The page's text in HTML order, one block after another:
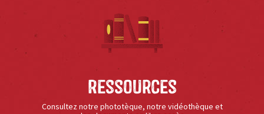
Ressources
Consultez notre phototèque, notre vidéothèque et